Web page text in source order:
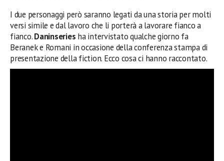
I due personaggi però saranno legati da una storia per molti
versi simile e dal lavoro che li porterà a lavorare fianco a
fianco.Daninseries ha intervistato qualche giorno fa
Beranek e Romani in occasione della conferenza stampa di
presentazione della fiction. Ecco cosa ci hanno raccontato.